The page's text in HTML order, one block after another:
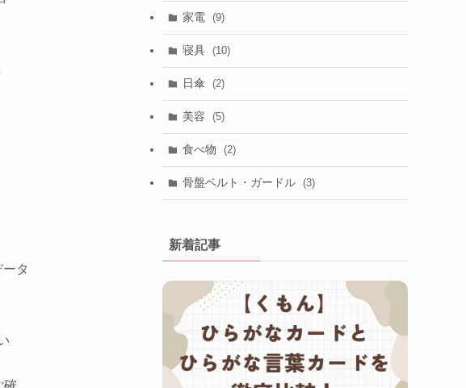
タ
確
家電 (9)
寝具 (10)
日傘 (2)
美容 (5)
食べ物 (2)
骨盤ベルト・ガードル (3)
新着記事